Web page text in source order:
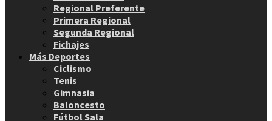
Regional Preferente
Primera Regional
Segunda Regional
Fichajes
Más Deportes
Ciclismo
Tenis
Gimnasia
Baloncesto
Fútbol Sala